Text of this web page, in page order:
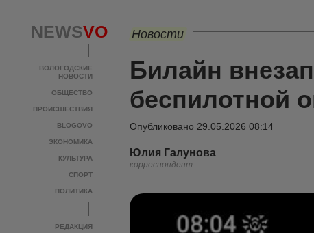
NEWSVO
ВОЛОГОДСКИЕ
НОВОСТИ
ОБЩЕСТВО
ПРОИСШЕСТВИЯ
BLOGOVO
ЭКОНОМИКА
КУЛЬТУРА
СПОРТ
ПОЛИТИКА
РЕДАКЦИЯ
Новости
Билайн
беспилотной
Опубликовано 29.05.2026 08:14
Юлия Галунова
корреспондент